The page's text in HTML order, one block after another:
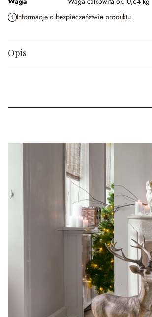
Informacje o bezpieczeństwie produktu
Opis